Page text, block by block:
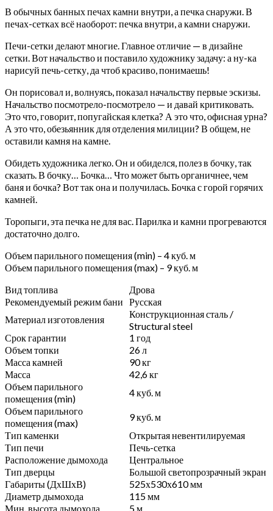
В обычных банных печах камни внутри, а печка снаружи. В
печах-сетках всё наоборот: печка внутри, а камни снаружи.
Печи-сетки делают многие. Главное отличие — в дизайне
сетки. Вот начальство и поставило художнику задачу: а ну-ка
нарисуй печь-сетку, да чтоб красиво, понимаешь!
Он порисовал и, волнуясь, показал начальству первые эскизы.
Начальство посмотрело-посмотрело — и давай критиковать.
Это что, говорит, попугайская клетка? А это что, офисная урна?
А это что, обезьянник для отделения милиции? В общем, не
оставили камня на камне.
Обидеть художника легко. Он и обиделся, полез в бочку, так
сказать. В бочку… Бочка… Что может быть органичнее, чем
баня и бочка? Вот так она и получилась. Бочка с горой горячих
камней.
Торопыги, эта печка не для вас. Парилка и камни прогреваются
достаточно долго.
Объем парильного помещения (min) – 4 куб. м
Объем парильного помещения (max) – 9 куб. м
Вид топлива
Дрова
Рекомендуемый режим бани Русская
Материал изготовления
Конструкционная сталь /
Structural steel
Срок гарантии
1 год
Объем топки
26 л
Масса камней
90 кг
Масса
42,6 кг
Объем парильного
помещения (min)
4 куб. м
Объем парильного
помещения (max)
9 куб. м
Тип каменки
Открытая невентилируемая
Тип печи
Печь-сетка
Расположение дымохода
Центральное
Тип дверцы
Большой светопрозрачный экран
Габариты (ДхШхВ)
525х530х610 мм
Диаметр дымохода
115 мм
Мин. высота дымохода
5 м